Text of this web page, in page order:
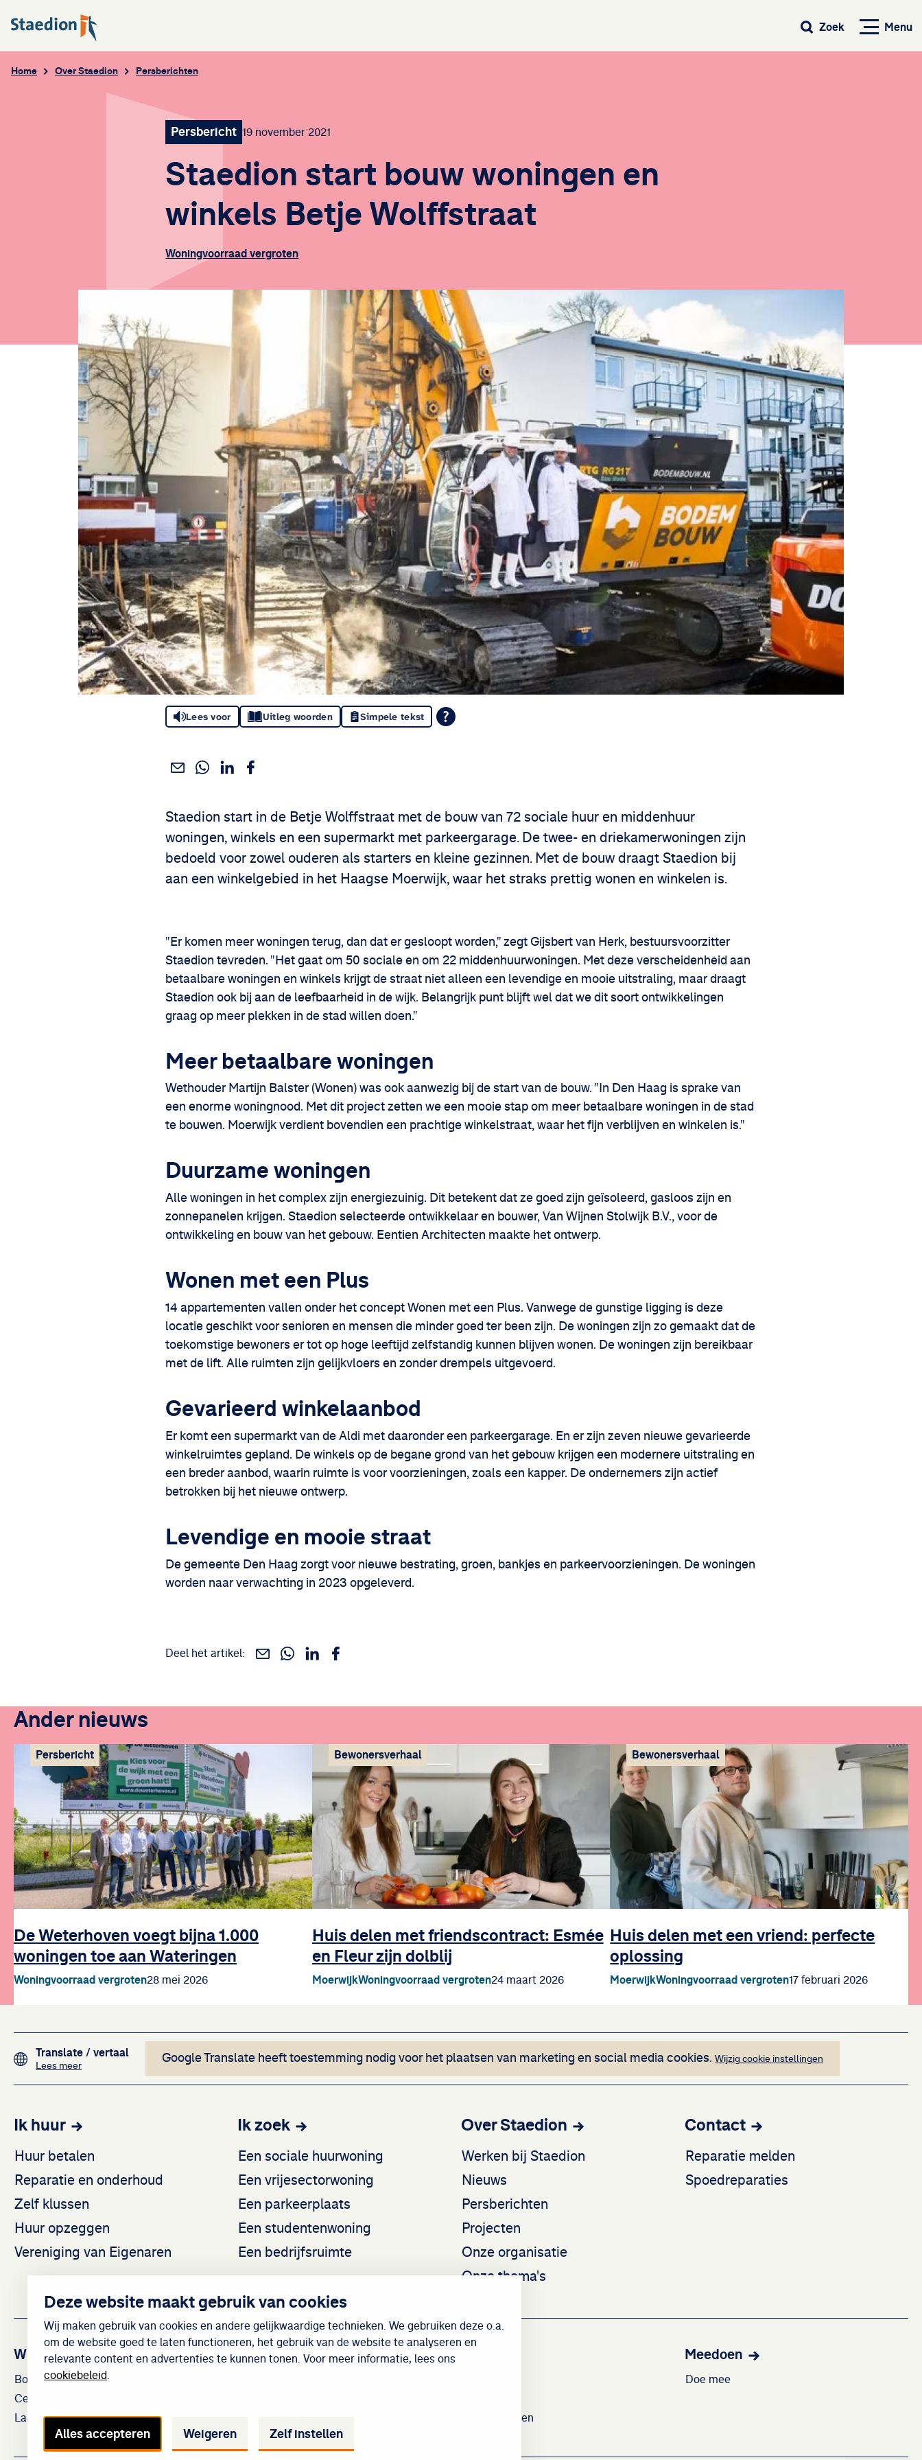
Deze website maakt gebruik van cookies
Wij maken gebruik van cookies en andere gelijkwaardige technieken. We gebruiken deze o.a.
om de website goed te laten functioneren, het gebruik van de website te analyseren en
relevante content en advertenties te kunnen tonen. Voor meer informatie, lees ons
cookiebeleid
Alles accepteren Weigeren Zelf instellen
Menu
Zoek
Home Over Staedion Persberichten
Persbericht 19 november 2021
Staedion start bouw woningen en
winkels Betje Wolffstraat
Woningvoorraad vergroten
Lees voor Uitleg woorden Simpele tekst
Deel het artikel:
Deel dit via e-mail
Deel dit via WhatsApp
Deel dit via Linkedin
Deel dit via Facebook
Staedion start in de Betje Wolffstraat met de bouw van 72 sociale huur en middenhuur
woningen, winkels en een supermarkt met parkeergarage. De twee- en driekamerwoningen zijn
bedoeld voor zowel ouderen als starters en kleine gezinnen. Met de bouw draagt Staedion bij
aan een winkelgebied in het Haagse Moerwijk, waar het straks prettig wonen en winkelen is.
"Er komen meer woningen terug, dan dat er gesloopt worden," zegt Gijsbert van Herk, bestuursvoorzitter
Staedion tevreden. "Het gaat om 50 sociale en om 22 middenhuurwoningen. Met deze verscheidenheid aan
betaalbare woningen en winkels krijgt de straat niet alleen een levendige en mooie uitstraling, maar draagt
Staedion ook bij aan de leefbaarheid in de wijk. Belangrijk punt blijft wel dat we dit soort ontwikkelingen
graag op meer plekken in de stad willen doen."
Meer betaalbare woningen
Wethouder Martijn Balster (Wonen) was ook aanwezig bij de start van de bouw. "In Den Haag is sprake van
een enorme woningnood. Met dit project zetten we een mooie stap om meer betaalbare woningen in de stad
te bouwen. Moerwijk verdient bovendien een prachtige winkelstraat, waar het fijn verblijven en winkelen is."
Duurzame woningen
Alle woningen in het complex zijn energiezuinig. Dit betekent dat ze goed zijn geïsoleerd, gasloos zijn en
zonnepanelen krijgen. Staedion selecteerde ontwikkelaar en bouwer, Van Wijnen Stolwijk B.V., voor de
ontwikkeling en bouw van het gebouw. Eentien Architecten maakte het ontwerp.
Wonen met een Plus
14 appartementen vallen onder het concept Wonen met een Plus. Vanwege de gunstige ligging is deze
locatie geschikt voor senioren en mensen die minder goed ter been zijn. De woningen zijn zo gemaakt dat de
toekomstige bewoners er tot op hoge leeftijd zelfstandig kunnen blijven wonen. De woningen zijn bereikbaar
met de lift. Alle ruimten zijn gelijkvloers en zonder drempels uitgevoerd.
Gevarieerd winkelaanbod
Er komt een supermarkt van de Aldi met daaronder een parkeergarage. En er zijn zeven nieuwe gevarieerde
winkelruimtes gepland. De winkels op de begane grond van het gebouw krijgen een modernere uitstraling en
een breder aanbod, waarin ruimte is voor voorzieningen, zoals een kapper. De ondernemers zijn actief
betrokken bij het nieuwe ontwerp.
Levendige en mooie straat
De gemeente Den Haag zorgt voor nieuwe bestrating, groen, bankjes en parkeervoorzieningen. De woningen
worden naar verwachting in 2023 opgeleverd.
Deel het artikel: Deel dit via e-mail
Deel dit via WhatsApp
Deel dit via Linkedin
Deel dit via Facebook
Ander nieuws
De Weterhoven voegt bijna 1.000
woningen toe aan Wateringen
Woningvoorraad vergroten28 mei 2026
Persbericht
Huis delen met friendscontract: Esmée
en Fleur zijn dolblij
MoerwijkWoningvoorraad vergroten24 maart 2026
Bewonersverhaal
Huis delen met een vriend: perfecte
oplossing
MoerwijkWoningvoorraad vergroten17 februari 2026
Bewonersverhaal
Translate / vertaal
Lees meerover het vertalen van de teksten op deze website met Google Translate. Deze inhoud kan niet worden weergegeven
Google Translate heeft toestemming nodig voor het plaatsen van marketing en social media cookies. Wijzig cookie instellingen
Ik huur
Huur betalen
Reparatie en onderhoud
Zelf klussen
Huur opzeggen
Vereniging van Eigenaren
Ik zoek
Een sociale huurwoning
Een vrijesectorwoning
Een parkeerplaats
Een studentenwoning
Een bedrijfsruimte
Over Staedion
Werken bij Staedion
Nieuws
Persberichten
Projecten
Onze organisatie
Onze thema's
Contact
Reparatie melden
Spoedreparaties
Wijken
Bouwlust en Vrederust
Centrum
Laakkwartier en Spoorwijk
Overige wijken
Meedoen
Doe mee